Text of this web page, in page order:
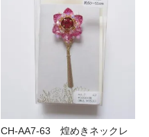
CH-AA7-63 煌めきネックレ